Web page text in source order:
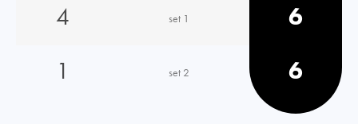
4 set 1
6
1
set 2 6